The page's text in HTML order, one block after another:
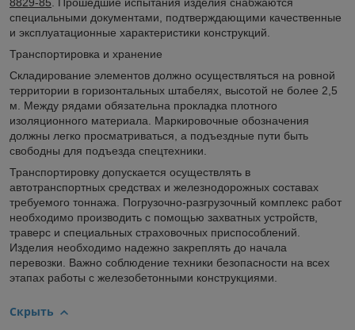
8829-85. Прошедшие испытания изделия снабжаются
специальными документами, подтверждающими качественные
и эксплуатационные характеристики конструкций.
Транспортировка и хранение
Складирование элементов должно осуществляться на ровной
территории в горизонтальных штабелях, высотой не более 2,5
м. Между рядами обязательна прокладка плотного
изоляционного материала. Маркировочные обозначения
должны легко просматриваться, а подъездные пути быть
свободны для подъезда спецтехники.
Транспортировку допускается осуществлять в
автотранспортных средствах и железнодорожных составах
требуемого тоннажа. Погрузочно-разгрузочный комплекс работ
необходимо производить с помощью захватных устройств,
траверс и специальных страховочных приспособлений.
Изделия необходимо надежно закреплять до начала
перевозки. Важно соблюдение техники безопасности на всех
этапах работы с железобетонными конструкциями.
Скрыть